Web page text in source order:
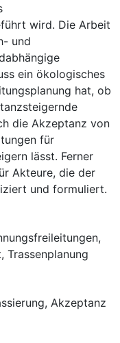
wird. Die Arbeit
und
ein ökologisches
hat, ob
die Akzeptanz von
für
lässt. Ferner
Akteure, die der
und formuliert.
,
, Trassenplanung
, Akzeptanz